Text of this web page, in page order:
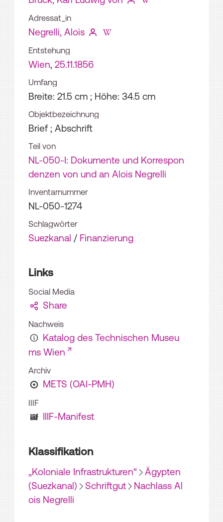
Adressat_in
Negrelli, Alois
Entstehung
Wien, 25.11.1856
Umfang
Breite: 21.5 cm ; Höhe: 34.5 cm
Objektbezeichnung
Brief ; Abschrift
Teil von
NL-050-I: Dokumente und Korrespon
denzen von und an Alois Negrelli
Inventarnummer
NL-050-1274
Schlagwörter
Suezkanal / Finanzierung
Links
Social Media
Share
Nachweis
Katalog des Technischen Museu
ms Wien
Archiv
METS (OAI-PMH)
IIIF
IIIF-Manifest
Klassifikation
„Koloniale Infrastrukturen“
Ägypten
(Suezkanal)
Schriftgut
Nachlass Al
ois Negrelli